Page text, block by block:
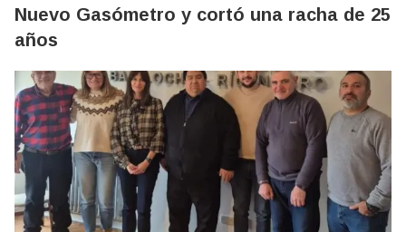
Nuevo Gasómetro y cortó una racha de 25
años